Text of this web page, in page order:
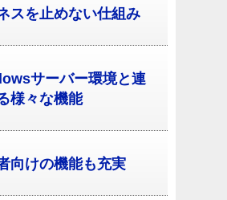
スを止めない仕組み
サーバー環境と連
様々な機能
向けの機能も充実